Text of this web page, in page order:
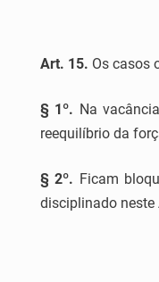
Art. 15. Os casos
§ 1º. Na
reequilíbrio da
§ 2º. Ficam
disciplinado neste